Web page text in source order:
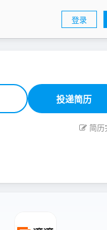
登录
投递简历
简历